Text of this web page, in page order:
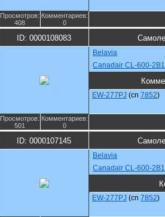
Просмотров:
408
Комментариев:
0
ID: 0000108083
Belavia
Canadair CL-600-
EW-277PJ (cn 7852)
Просмотров:
501
Комментариев:
0
ID: 0000107145
Belavia
Canadair CL-600-
EW-277PJ (cn 7852)